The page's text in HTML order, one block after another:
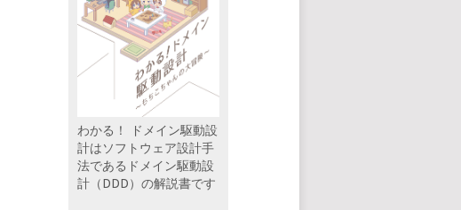
わかる！ ドメイン駆動設
計はソフトウェア設計手
法であるドメイン駆動設
計（DDD）の解説書です